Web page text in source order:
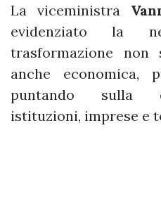
La viceministra
evidenziato la
trasformazione non
anche economica,
puntando sulla
istituzioni, imprese e